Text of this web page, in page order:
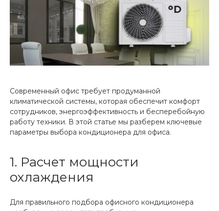
Современный офис требует продуманной
климатической системы, которая обеспечит комфорт
сотрудников, энергоэффективность и бесперебойную
работу техники. В этой статье мы разберем ключевые
параметры выбора кондиционера для офиса.
1. Расчет мощности
охлаждения
Для правильного подбора офисного кондиционера